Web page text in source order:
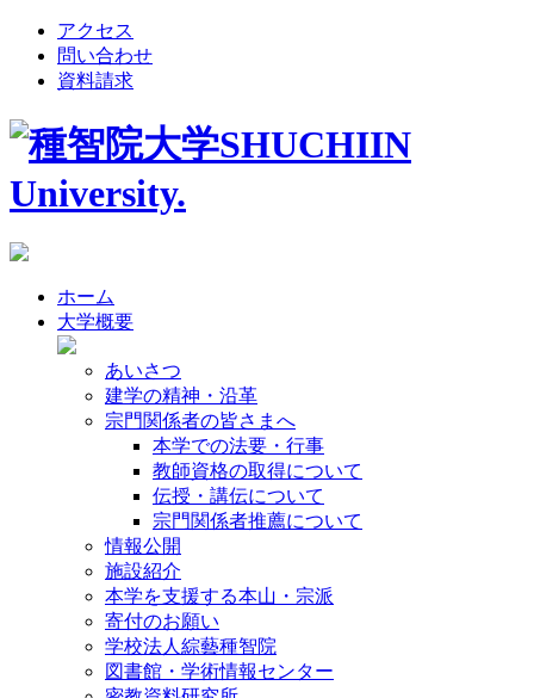
アクセス
問い合わせ
資料請求
ホーム
大学概要
あいさつ
建学の精神・沿革
宗門関係者の皆さまへ
本学での法要・行事
教師資格の取得について
伝授・講伝について
宗門関係者推薦について
情報公開
施設紹介
本学を支援する本山・宗派
寄付のお願い
学校法人綜藝種智院
図書館・学術情報センター